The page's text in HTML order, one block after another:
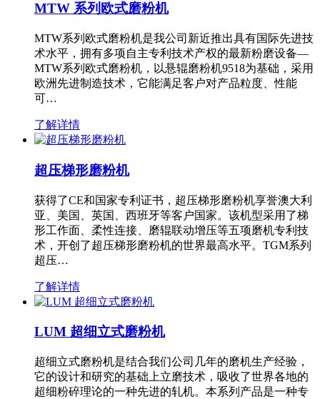
MTW 系列欧式磨粉机
MTW系列欧式磨粉机是我公司新近推出具有国际先进技
术水平，拥有多项自主专利技术产权的最新粉磨设备—
MTW系列欧式磨粉机，以悬辊磨粉机9518为基础，采用
欧洲先进制造技术，它能满足客户对产品粒度、性能
可…
了解详情
超压梯形磨粉机
获得了CE和国家专利证书，超压梯形磨粉机享誉澳大利
亚、美国、英国、西班牙等客户国家。该机型采用了梯
形工作面、柔性连接、磨辊联动增压等五项磨机专利技
术，开创了超压梯形磨粉机的世界最高水平。TGM系列
超压…
了解详情
LUM 超细立式磨粉机
超细立式磨粉机是结合我们公司几年的磨机生产经验，
它的设计和研究的基础上立磨技术，吸收了世界各地的
超细粉碎理论的一种先进的轧机。本系列产品是一种专